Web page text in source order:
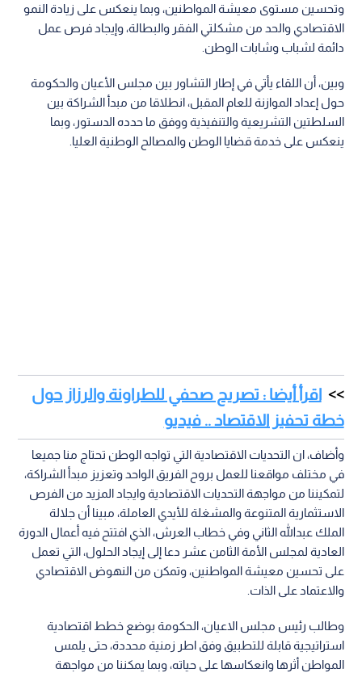
وتحسين مستوى معيشة المواطنين، وبما ينعكس على زيادة النمو
الاقتصادي والحد من مشكلتي الفقر والبطالة، وإيجاد فرص عمل
دائمة لشباب وشابات الوطن.
وبين، أن اللقاء يأتي في إطار التشاور بين مجلس الأعيان والحكومة
حول إعداد الموازنة للعام المقبل، انطلاقا من مبدأ الشراكة بين
السلطتين التشريعية والتنفيذية ووفق ما حدده الدستور، وبما
ينعكس على خدمة قضايا الوطن والمصالح الوطنية العليا.
اقرأ أيضا : تصريح صحفي للطراونة والرزاز حول
خطة تحفيز الاقتصاد .. فيديو
وأضاف، ان التحديات الاقتصادية التي تواجه الوطن تحتاج منا جميعا
في مختلف مواقعنا للعمل بروح الفريق الواحد وتعزيز مبدأ الشراكة،
لتمكيننا من مواجهة التحديات الاقتصادية وايجاد المزيد من الفرص
الاستثمارية المتنوعة والمشغلة للأيدي العاملة، مبينا أن جلالة
الملك عبدالله الثاني وفي خطاب العرش، الذي افتتح فيه أعمال الدورة
العادية لمجلس الأمة الثامن عشر دعا إلى إيجاد الحلول، التي تعمل
على تحسين معيشة المواطنين، وتمكن من النهوض الاقتصادي
والاعتماد على الذات.
وطالب رئيس مجلس الاعيان، الحكومة بوضع خطط اقتصادية
استراتيجية قابلة للتطبيق وفق اطر زمنية محددة، حتى يلمس
المواطن أثرها وانعكاسها على حياته، وبما يمكننا من مواجهة